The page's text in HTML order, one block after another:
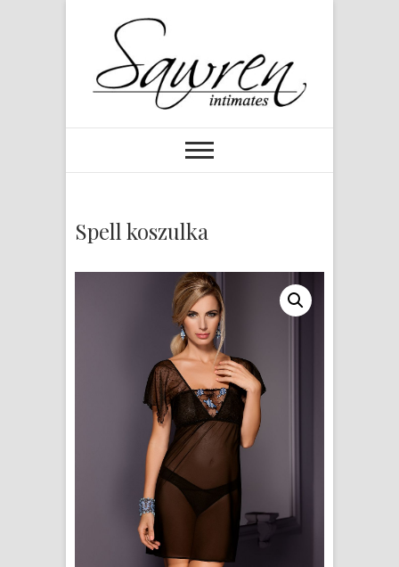
Spell koszulka